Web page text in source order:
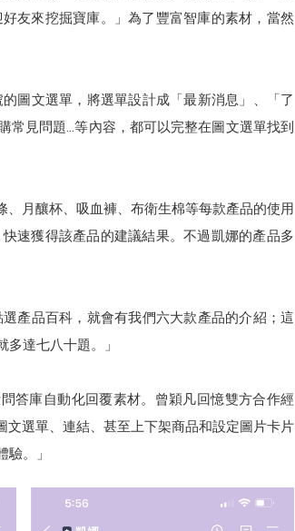
友來挖掘寶庫。」為了豐富智庫的素材，當然
圖文選單，將選單設計成「最新消息」、「了
常見問題…等內容，都可以完整在圖文選單找到
月釀杯、吸血褲、布衛生棉等每款產品的使用
速獲得該產品的建議結果。不過凱娜的產品多
產品百科，就會有我們六大款產品的介紹；這
達七八十題。」
答庫自動化回覆素材。曾穎凡回憶雙方合作經
文選單、連結、甚至上下架商品和設定圖片卡片
。」